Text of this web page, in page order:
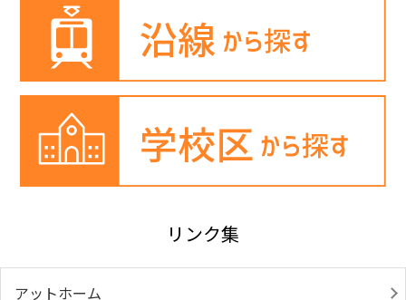
リンク集
アットホーム